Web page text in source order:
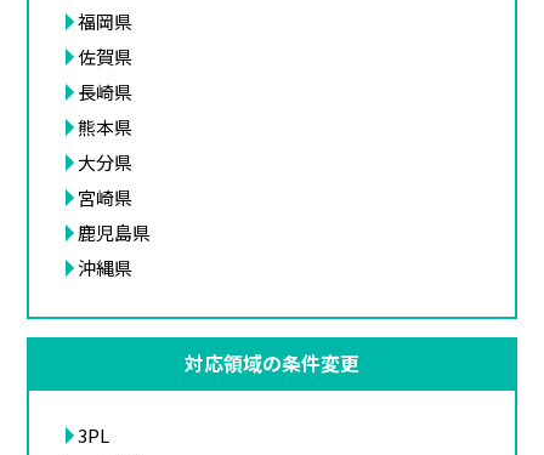
福岡県
佐賀県
長崎県
熊本県
大分県
宮崎県
鹿児島県
沖縄県
対応領域の条件変更
3PL